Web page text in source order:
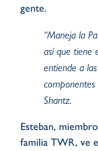
gente.
“Maneja la
así que tiene
entiende a
Shantz.
Esteban,
familia TWR, ve